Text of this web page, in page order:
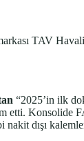
TAV
“2025’in ilk
Konsolide
dışı